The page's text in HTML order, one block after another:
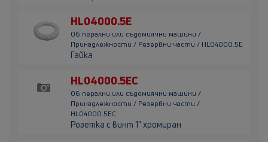
HL04000.5E
06 перални или съдомиячни машини /
Принадлежности / Резервни части / HL04000.5E
Гайка
HL04000.5EC
06 перални или съдомиячни машини /
Принадлежности / Резервни части /
HL04000.5EC
Розетка с винт 1" хромиран